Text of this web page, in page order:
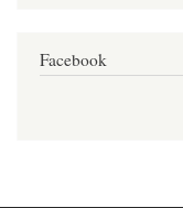
Facebook